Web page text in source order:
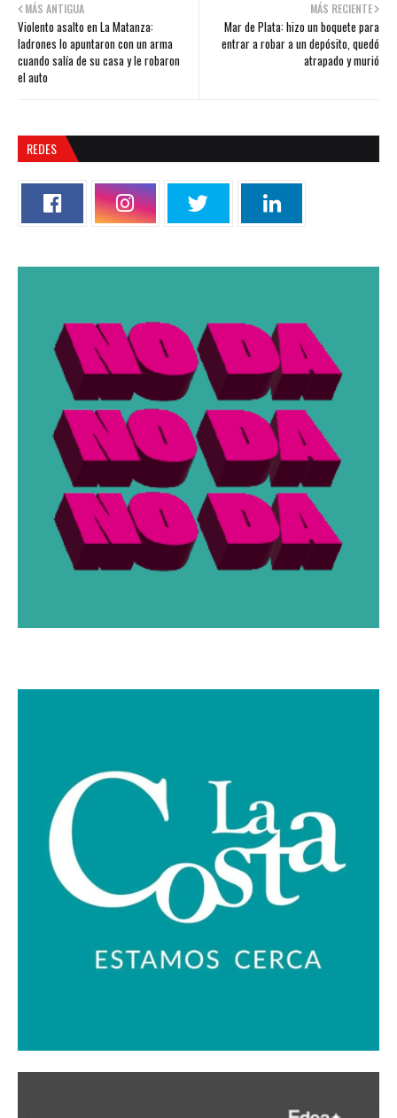
MÁS RECIENTE
Mar de Plata: hizo un boquete para
entrar a robar a un depósito, quedó
atrapado y murió
MÁS ANTIGUA
Violento asalto en La Matanza:
ladrones lo apuntaron con un arma
cuando salía de su casa y le robaron
el auto
REDES